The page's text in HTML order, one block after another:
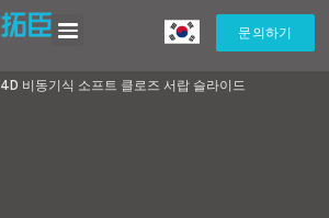
문의하기
4D 비동기식 소프트 클로즈 서랍 슬라이드